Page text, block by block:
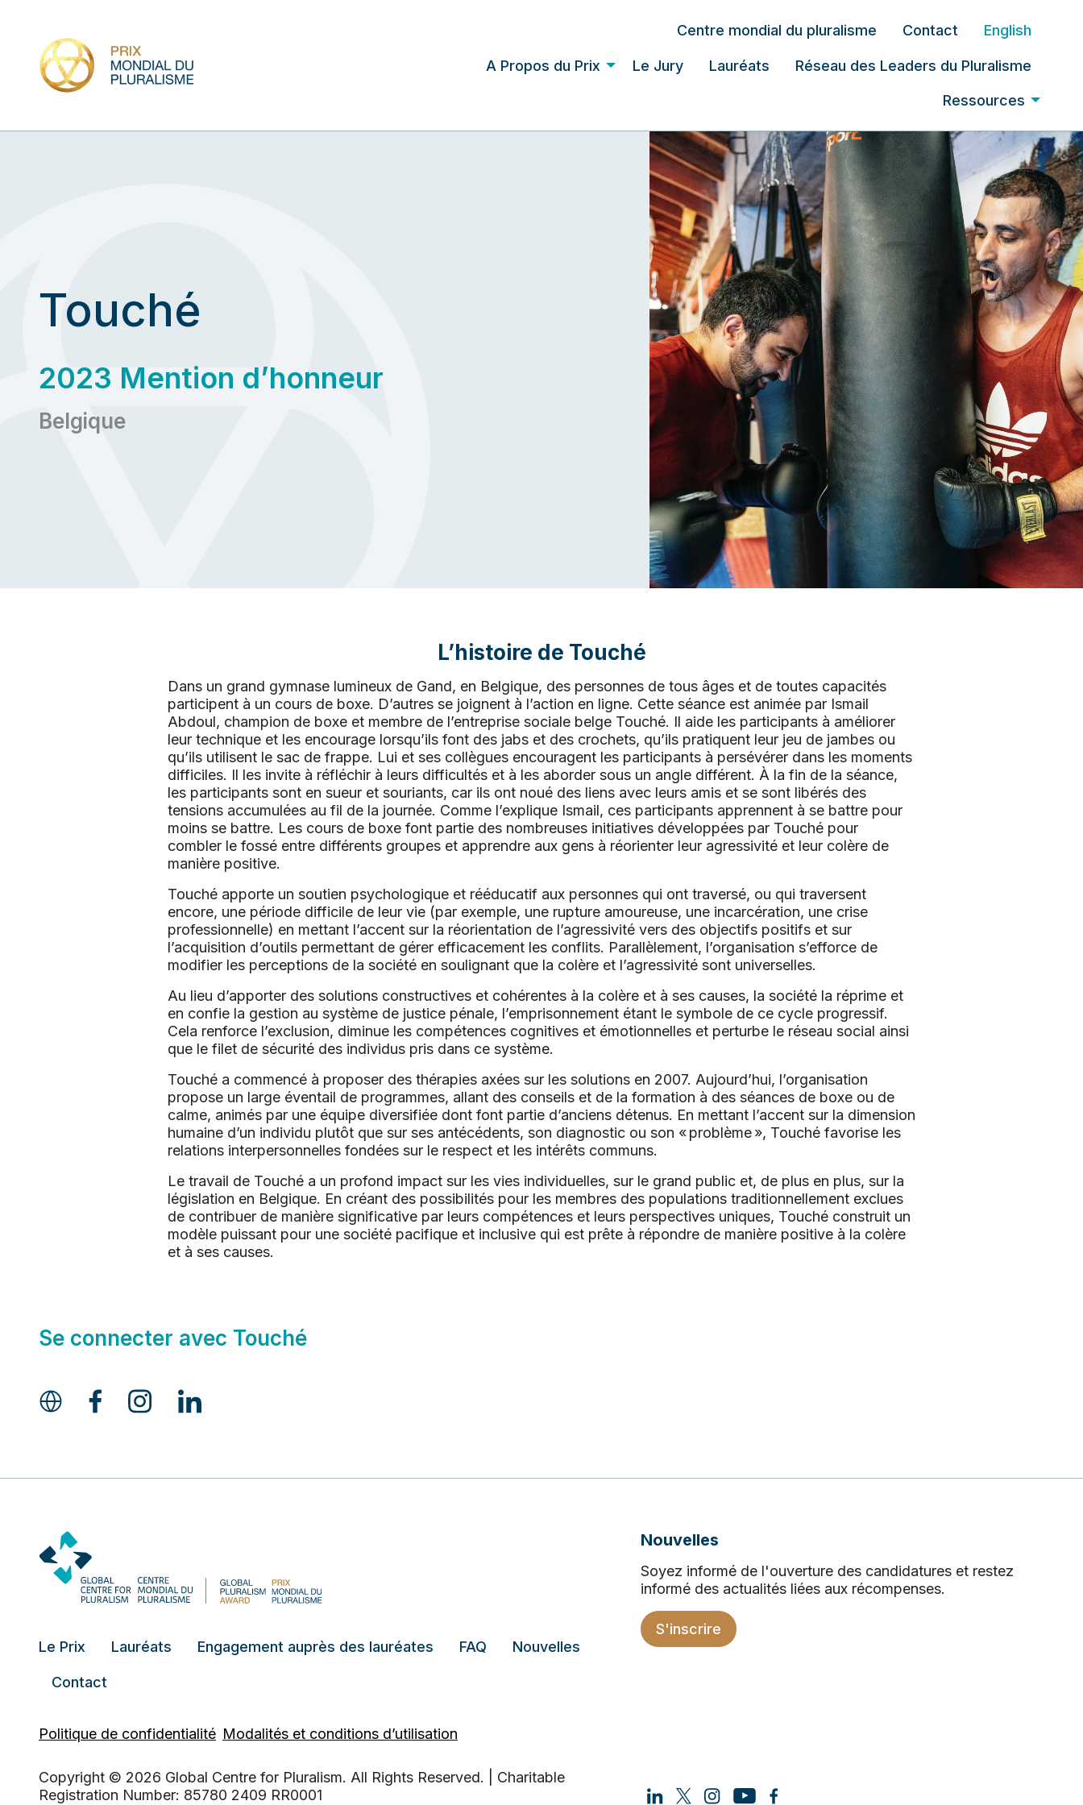
Centre mondial du pluralisme Contact English
A Propos du Prix Le Jury Lauréats Réseau des Leaders du Pluralisme
Ressources
Touché
2023 Mention d’honneur
Belgique
L’histoire de Touché
Dans un grand gymnase lumineux de Gand, en Belgique, des personnes de tous âges et de toutes capacités
participent à un cours de boxe. D’autres se joignent à l’action en ligne. Cette séance est animée par Ismail
Abdoul, champion de boxe et membre de l’entreprise sociale belge Touché. Il aide les participants à améliorer
leur technique et les encourage lorsqu’ils font des jabs et des crochets, qu’ils pratiquent leur jeu de jambes ou
qu’ils utilisent le sac de frappe. Lui et ses collègues encouragent les participants à persévérer dans les moments
difficiles. Il les invite à réfléchir à leurs difficultés et à les aborder sous un angle différent. À la fin de la séance,
les participants sont en sueur et souriants, car ils ont noué des liens avec leurs amis et se sont libérés des
tensions accumulées au fil de la journée. Comme l’explique Ismail, ces participants apprennent à se battre pour
moins se battre. Les cours de boxe font partie des nombreuses initiatives développées par Touché pour
combler le fossé entre différents groupes et apprendre aux gens à réorienter leur agressivité et leur colère de
manière positive.
Touché apporte un soutien psychologique et rééducatif aux personnes qui ont traversé, ou qui traversent
encore, une période difficile de leur vie (par exemple, une rupture amoureuse, une incarcération, une crise
professionnelle) en mettant l’accent sur la réorientation de l’agressivité vers des objectifs positifs et sur
l’acquisition d’outils permettant de gérer efficacement les conflits. Parallèlement, l’organisation s’efforce de
modifier les perceptions de la société en soulignant que la colère et l’agressivité sont universelles.
Au lieu d’apporter des solutions constructives et cohérentes à la colère et à ses causes, la société la réprime et
en confie la gestion au système de justice pénale, l’emprisonnement étant le symbole de ce cycle progressif.
Cela renforce l’exclusion, diminue les compétences cognitives et émotionnelles et perturbe le réseau social ainsi
que le filet de sécurité des individus pris dans ce système.
Touché a commencé à proposer des thérapies axées sur les solutions en 2007. Aujourd’hui, l’organisation
propose un large éventail de programmes, allant des conseils et de la formation à des séances de boxe ou de
calme, animés par une équipe diversifiée dont font partie d’anciens détenus. En mettant l’accent sur la dimension
humaine d’un individu plutôt que sur ses antécédents, son diagnostic ou son « problème », Touché favorise les
relations interpersonnelles fondées sur le respect et les intérêts communs.
Le travail de Touché a un profond impact sur les vies individuelles, sur le grand public et, de plus en plus, sur la
législation en Belgique. En créant des possibilités pour les membres des populations traditionnellement exclues
de contribuer de manière significative par leurs compétences et leurs perspectives uniques, Touché construit un
modèle puissant pour une société pacifique et inclusive qui est prête à répondre de manière positive à la colère
et à ses causes.
Se connecter avec Touché
Le Prix Lauréats Engagement auprès des lauréates FAQ Nouvelles
Contact
Nouvelles
Soyez informé de l'ouverture des candidatures et restez
informé des actualités liées aux récompenses.
S'inscrire
Politique de confidentialité Modalités et conditions d’utilisation
Copyright © 2026 Global Centre for Pluralism. All Rights Reserved. | Charitable
Registration Number: 85780 2409 RR0001